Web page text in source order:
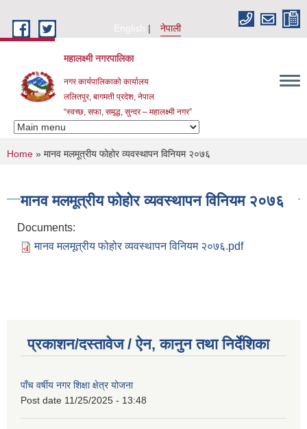
English
नेपाली
महालक्ष्मी नगरपालिका
नगर कार्यपालिकाको कार्यालय
ललितपुर, बागमती प्रदेश, नेपाल
“स्वच्छ, सफा, समृद्ध, सुन्दर – महालक्ष्मी नगर”
You are here
Home » मानव मलमूत्रीय फोहोर व्यवस्थापन विनियम २०७६
मानव मलमूत्रीय फोहोर व्यवस्थापन विनियम २०७६
Documents:
मानव मलमूत्रीय फोहोर व्यवस्थापन विनियम २०७६.pdf
प्रकाशन/दस्तावेज / ऐन, कानुन तथा निर्देशिका
पाँच वर्षीय नगर शिक्षा क्षेत्र योजना
Post date 11/25/2025 - 13:48